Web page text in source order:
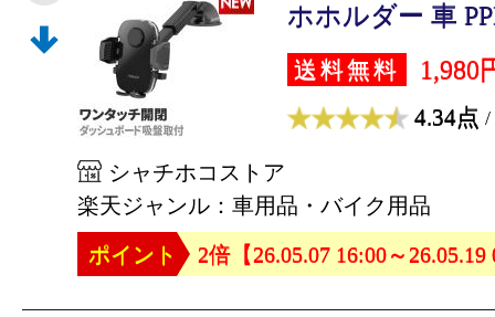
ホホルダー 車
送料無料 1,980
4.34点 /
シャチホコストア
楽天ジャンル：車用品・バイク用品
ポイント
2倍【26.05.07 16:00～26.05.19